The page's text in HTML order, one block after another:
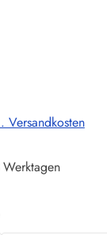
Versandkosten